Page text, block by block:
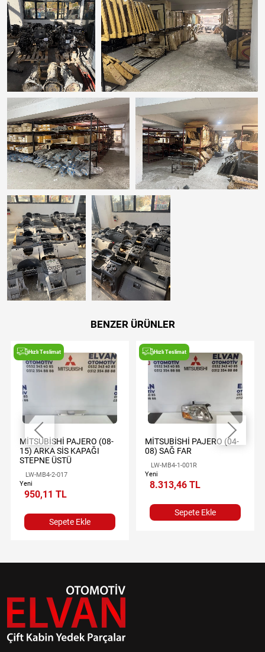
BENZER ÜRÜNLER
Hızlı Teslimat
MİTSUBİSHİ PAJERO (08-
15) ARKA SİS KAPAĞI
STEPNE ÜSTÜ
LW-MB4-2-017
Yeni
950,11 TL
Sepete Ekle
Hızlı Teslimat
MİTSUBİSHİ PAJERO (04-
08) SAĞ FAR
LW-MB4-1-001R
Yeni
8.313,46 TL
Sepete Ekle